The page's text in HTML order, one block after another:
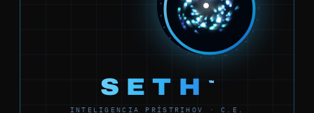
SETH ™
INTELIGENCIA PRÍSTRIHOV · C.E.